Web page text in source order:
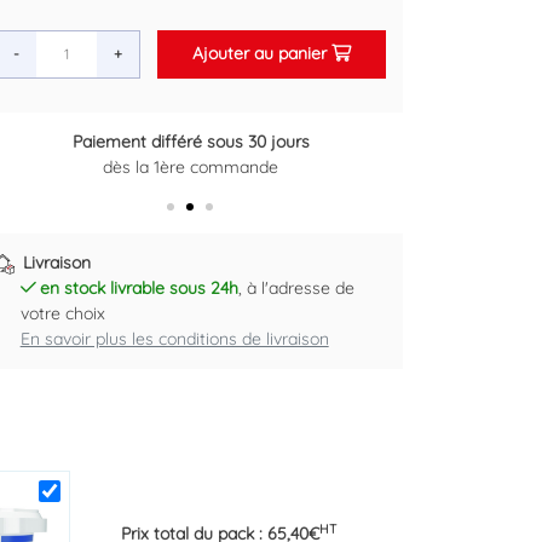
- + Ajouter au panier
Paiement différé sous 30 jours
dès la 1ère commande
Retour gratuit sous 14 jours
Plus d'informations ici
Livraison
en stock livrable sous 24h, à l'adresse de
votre choix
En savoir plus les conditions de livraison
Prix total du pack : 65,40€HT